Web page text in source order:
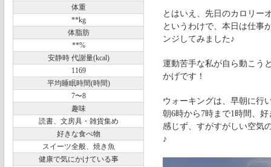
体重
**kg
体脂肪
**%
安静時 代謝量(kcal)
1169
平均睡眠時間(時間)
7〜8
趣味
読書、文房具・雑貨集め
好きな食べ物
スイーツ全般、焼き魚
健康で気にかけている事
とはいえ、先日のカロリー
というわけで、本日は仕事
ンジしてみました♪
運動苦手な私が自ら動こう
かげです！
ウォーキングは、早朝に行
朝6時から7時まで1時間、
感じず、すがすがしい空気
♪